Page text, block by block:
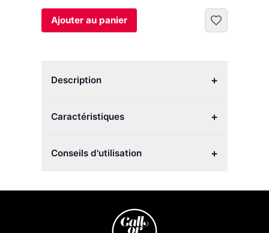
Ajouter au panier
Description +
Caractéristiques +
Conseils d'utilisation +